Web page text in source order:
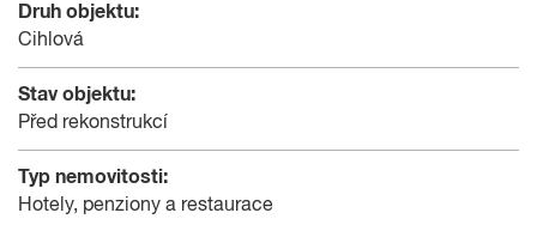
Druh objektu:
Cihlová
Stav objektu:
Před rekonstrukcí
Typ nemovitosti:
Hotely, penziony a restaurace